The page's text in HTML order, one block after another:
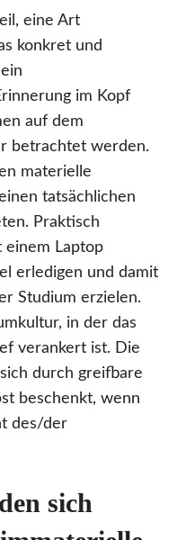
eine Art
konkret und
im Kopf
auf dem
betrachtet werden.
materielle
tatsächlichen
Praktisch
einem Laptop
erledigen und damit
Studium erzielen.
in der das
verankert ist. Die
durch greifbare
beschenkt, wenn
des/der
sich